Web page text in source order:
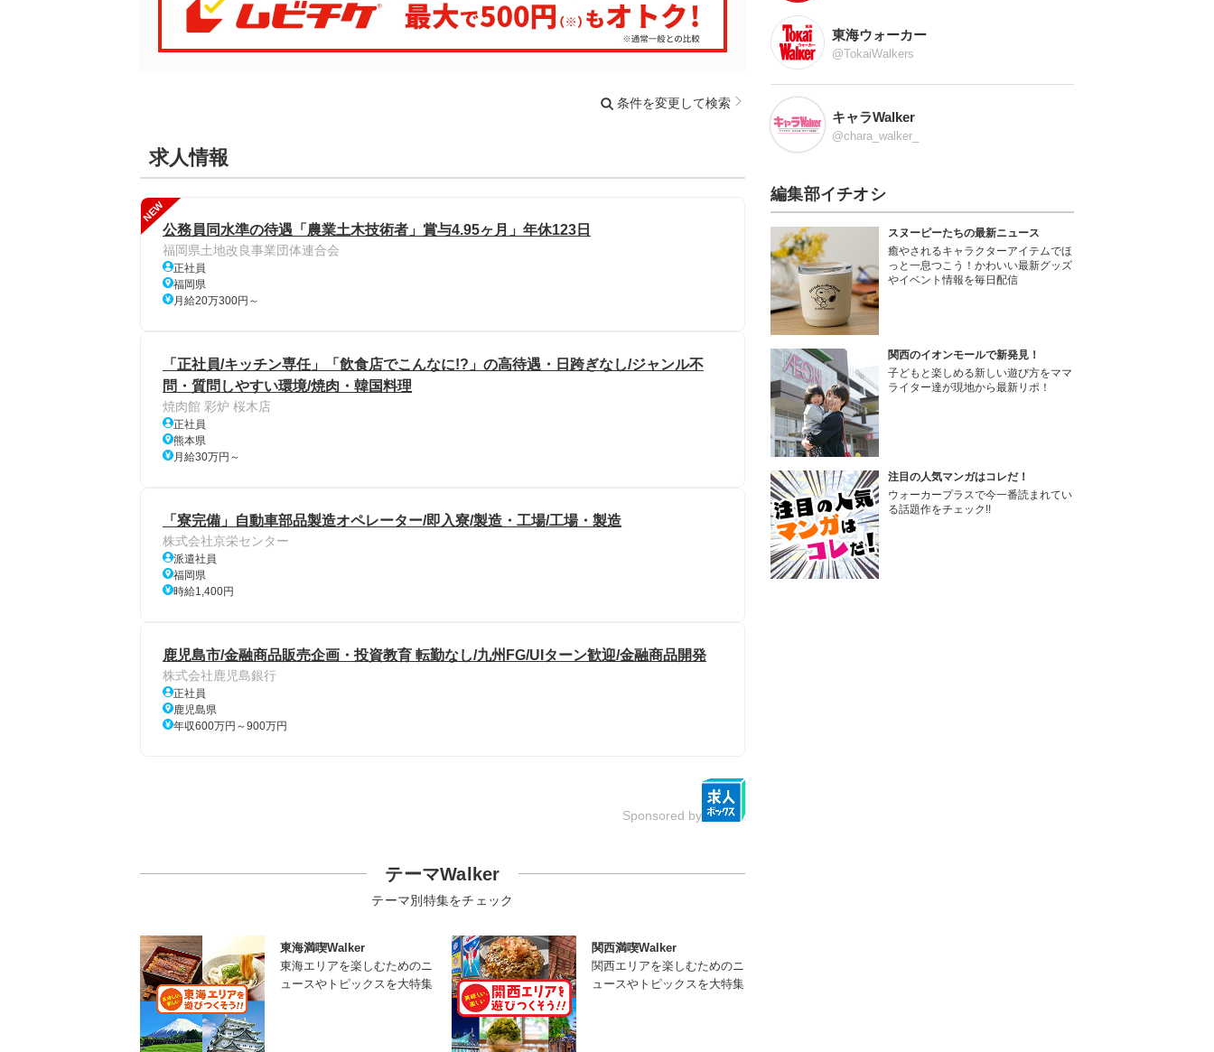
条件を変更して検索
求人情報
NEW
公務員同水準の待遇「農業土木技術者」賞与4.95ヶ月」年休123日
福岡県土地改良事業団体連合会
正社員
福岡県
月給20万300円～
「正社員/キッチン専任」「飲食店でこんなに!?」の高待遇・日跨ぎなし/ジャンル不
問・質問しやすい環境/焼肉・韓国料理
焼肉館 彩炉 桜木店
正社員
熊本県
月給30万円～
「寮完備」自動車部品製造オペレーター/即入寮/製造・工場/工場・製造
株式会社京栄センター
派遣社員
福岡県
時給1,400円
鹿児島市/金融商品販売企画・投資教育 転勤なし/九州FG/UIターン歓迎/金融商品開発
株式会社鹿児島銀行
正社員
鹿児島県
年収600万円～900万円
Sponsored by
テーマWalker
テーマ別特集をチェック
東海満喫Walker
東海エリアを楽しむためのニ
ュースやトピックスを大特集
関西満喫Walker
関西エリアを楽しむためのニ
ュースやトピックスを大特集
東海ウォーカー
@TokaiWalkers
キャラWalker
@chara_walker_
編集部イチオシ
スヌーピーたちの最新ニュース
癒やされるキャラクターアイテムでほ
っと一息つこう！かわいい最新グッズ
やイベント情報を毎日配信
関西のイオンモールで新発見！
子どもと楽しめる新しい遊び方をママ
ライター達が現地から最新リポ！
注目の人気マンガはコレだ！
ウォーカープラスで今一番読まれてい
る話題作をチェック!!